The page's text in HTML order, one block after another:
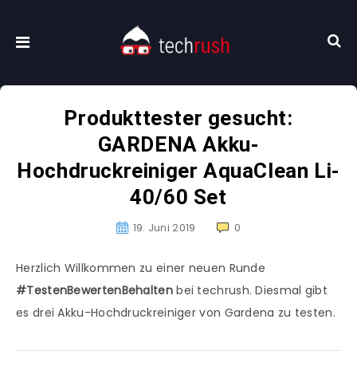
Produkttester gesucht:
GARDENA Akku-
Hochdruckreiniger AquaClean Li-
40/60 Set
19. Juni 2019 0
Herzlich Willkommen zu einer neuen Runde
#TestenBewertenBehaltenbei techrush. Diesmal gibt
es drei Akku-Hochdruckreiniger von Gardena zu testen.